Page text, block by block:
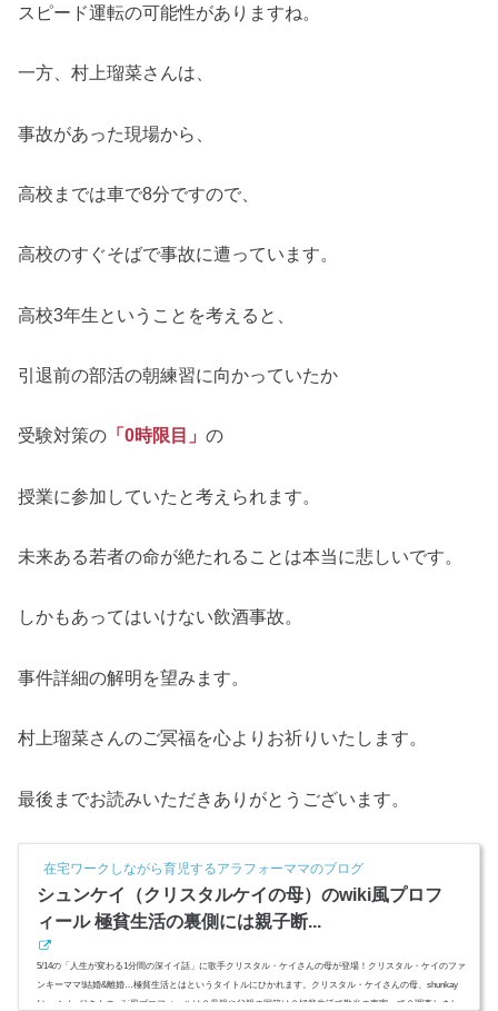
スピード運転の可能性がありますね。
一方、村上瑠菜さんは、
事故があった現場から、
高校までは車で8分ですので、
高校のすぐそばで事故に遭っています。
高校3年生ということを考えると、
引退前の部活の朝練習に向かっていたか
受験対策の 「0時限目」の
授業に参加していたと考えられます。
未来ある若者の命が絶たれることは本当に悲しいです。
しかもあってはいけない飲酒事故。
事件詳細の解明を望みます。
村上瑠菜さんのご冥福を心よりお祈りいたします。
最後までお読みいただきありがとうございます。
在宅ワークしながら育児するアラフォーママのブログ
シュンケイ（クリスタルケイの母）のwiki風プロフ
ィール 極貧生活の裏側には親子断...
5/14の「人生が変わる1分間の深イイ話」に歌手クリスタル・ケイさんの母が登場！クリスタル・ケイのファ
ンキーママ!結婚&離婚…極貧生活とはというタイトルにひかれます。クリスタル・ケイさんの母、shunkay
(シュンケイ)さんのwiki風プロフィールは？母親や父親の国籍は？極貧生活で勘当の事実って？調査しまし